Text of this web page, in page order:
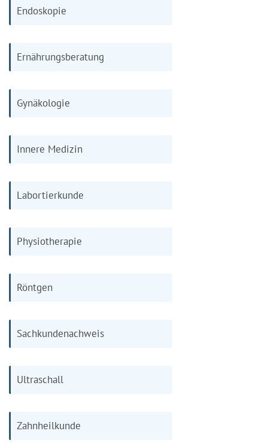
Endoskopie
Ernährungsberatung
Gynäkologie
Innere Medizin
Labortierkunde
Physiotherapie
Röntgen
Sachkundenachweis
Ultraschall
Zahnheilkunde